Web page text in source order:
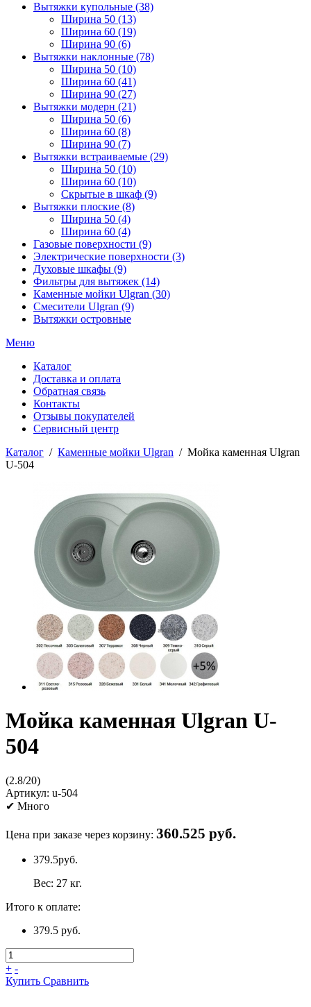
Вытяжки купольные (38)
Ширина 50 (13)
Ширина 60 (19)
Ширина 90 (6)
Вытяжки наклонные (78)
Ширина 50 (10)
Ширина 60 (41)
Ширина 90 (27)
Вытяжки модерн (21)
Ширина 50 (6)
Ширина 60 (8)
Ширина 90 (7)
Вытяжки встраиваемые (29)
Ширина 50 (10)
Ширина 60 (10)
Скрытые в шкаф (9)
Вытяжки плоские (8)
Ширина 50 (4)
Ширина 60 (4)
Газовые поверхности (9)
Электрические поверхности (3)
Духовые шкафы (9)
Фильтры для вытяжек (14)
Каменные мойки Ulgran (30)
Смесители Ulgran (9)
Вытяжки островные
Меню
Каталог
Доставка и оплата
Обратная связь
Контакты
Отзывы покупателей
Сервисный центр
Каталог / Каменные мойки Ulgran / Мойка каменная Ulgran
U-504
Мойка каменная Ulgran U-
504
(2.8/20)
Артикул: u-504
✔ Много
Цена при заказе через корзину: 360.525 руб.
379.5руб.
Вес: 27 кг.
Итого к оплате:
379.5 руб.
+ -
Купить Сравнить